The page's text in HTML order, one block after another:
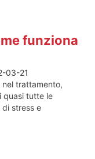
funziona
03-21
nel trattamento,
quasi tutte le
stress e